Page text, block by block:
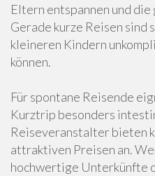
Eltern entspannen und
Gerade kurze Reisen sind
kleineren Kindern
können.
Für spontane Reisende
Kurztrip besonders
Reiseveranstalter bieten
attraktiven Preisen an.
hochwertige Unterkünfte